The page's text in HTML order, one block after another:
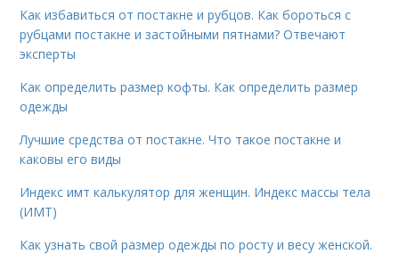
Как избавиться от постакне и рубцов. Как бороться с
рубцами постакне и застойными пятнами? Отвечают
эксперты
Как определить размер кофты. Как определить размер
одежды
Лучшие средства от постакне. Что такое постакне и
каковы его виды
Индекс имт калькулятор для женщин. Индекс массы тела
(ИМТ)
Как узнать свой размер одежды по росту и весу женской.